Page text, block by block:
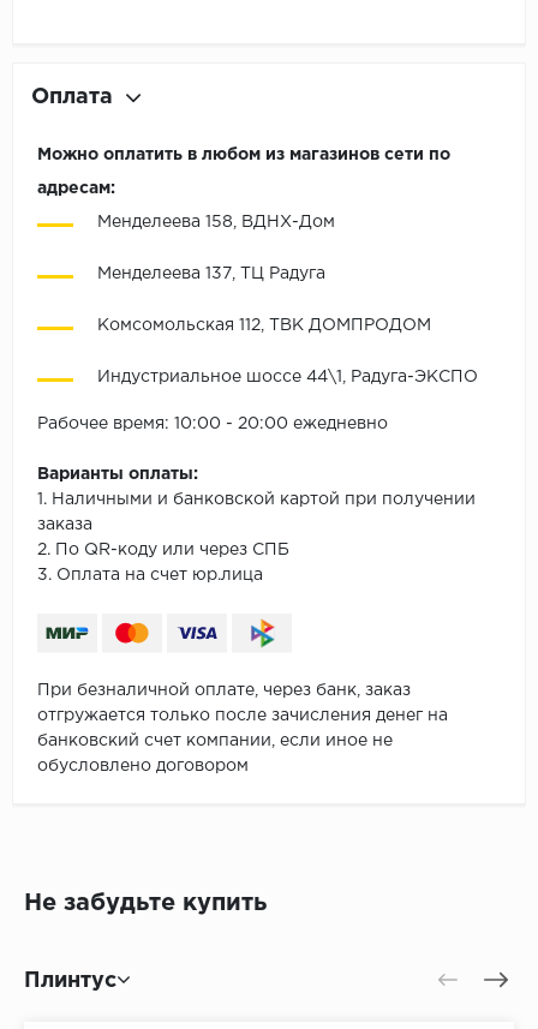
Оплата
Можно оплатить в любом из магазинов сети по
адресам:
Менделеева 158, ВДНХ-Дом
Менделеева 137, ТЦ Радуга
Комсомольская 112, ТВК ДОМПРОДОМ
Индустриальное шоссе 44\1, Радуга-ЭКСПО
Рабочее время: 10:00 - 20:00 ежедневно
Варианты оплаты:
1. Наличными и банковской картой при получении
заказа
2. По QR-коду или через СПБ
3. Оплата на счет юр.лица
При безналичной оплате, через банк, заказ
отгружается только после зачисления денег на
банковский счет компании, если иное не
обусловлено договором
Не забудьте купить
Плинтус